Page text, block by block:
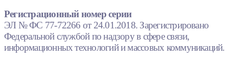
Регистрационный номер серии
ЭЛ № ФС 77-72266 от 24.01.2018. Зарегистрировано
Федеральной службой по надзору в сфере связи,
информационных технологий и массовых коммуникаций.